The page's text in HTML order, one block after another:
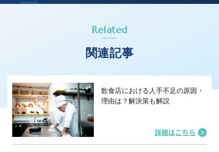
Related
関連記事
飲食店における人手不足の原因・
理由は？解決策も解説
詳細はこちら